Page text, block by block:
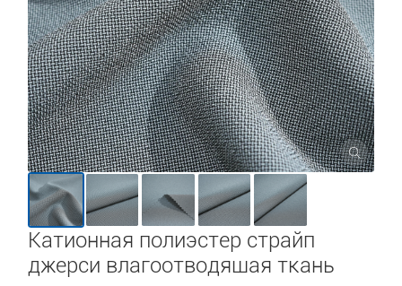
Катионная полиэстер страйп
джерси влагоотводяшая ткань